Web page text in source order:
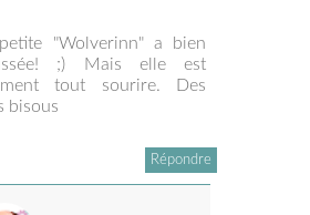
petite "Wolverinn" a bien
;) Mais elle est
tout sourire. Des
bisous
Répondre